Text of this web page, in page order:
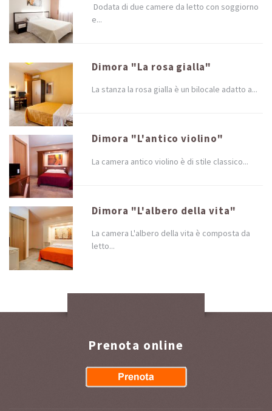
Dodata di due camere da letto con soggiorno
e...
Dimora "La rosa gialla"
La stanza la rosa gialla è un bilocale adatto a...
Dimora "L'antico violino"
La camera antico violino è di stile classico...
Dimora "L'albero della vita"
La camera L'albero della vita è composta da
letto...
Prenota online